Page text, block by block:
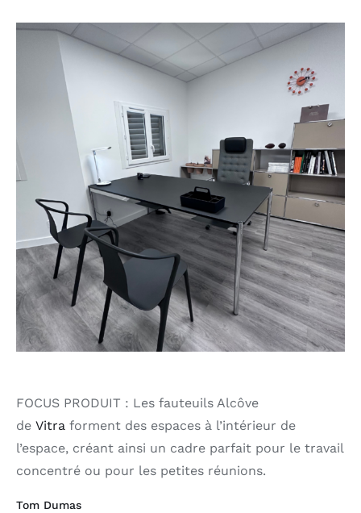
FOCUS PRODUIT : Les fauteuils Alcôve
de Vitraforment des espaces à l’intérieur de
l’espace, créant ainsi un cadre parfait pour le travail
concentré ou pour les petites réunions.
Tom Dumas